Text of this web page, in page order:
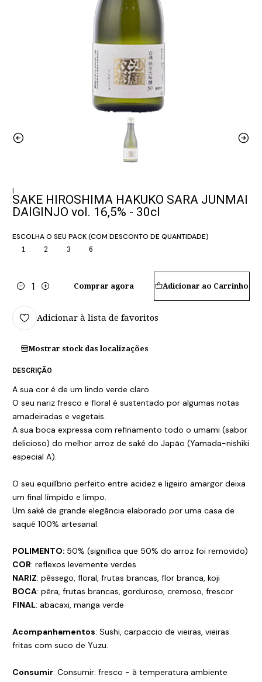
|
SAKE HIROSHIMA HAKUKO SARA JUNMAI
DAIGINJO vol. 16,5% - 30cl
ESCOLHA O SEU PACK (COM DESCONTO DE QUANTIDADE)
1 2 3 6
Quantidade
Adicionar ao Carrinho
Comprar agora
Adicionar à lista de favoritos
Mostrar stock das localizações
DESCRIÇÃO
A sua cor é de um lindo verde claro.
O seu nariz fresco e floral é sustentado por algumas notas
amadeiradas e vegetais.
A sua boca expressa com refinamento todo o umami (sabor
delicioso) do melhor arroz de saké do Japão (Yamada-nishiki
especial A).
O seu equilíbrio perfeito entre acidez e ligeiro amargor deixa
um final límpido e limpo.
Um saké de grande elegância elaborado por uma casa de
saquê 100% artesanal.
POLIMENTO: 50% (significa que 50% do arroz foi removido)
COR: reflexos levemente verdes
NARIZ: pêssego, floral, frutas brancas, flor branca, koji
BOCA: pêra, frutas brancas, gorduroso, cremoso, frescor
FINAL: abacaxi, manga verde
Acompanhamentos: Sushi, carpaccio de vieiras, vieiras
fritas com suco de Yuzu.
Consumir: Consumir: fresco - à temperatura ambiente